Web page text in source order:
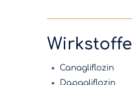
Wirkstoffe
Canagliflozin
Dapagliflozin